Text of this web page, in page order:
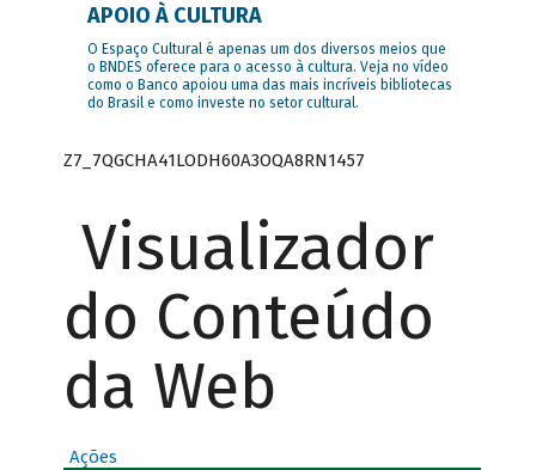
APOIO À CULTURA
O Espaço Cultural é apenas um dos diversos meios que
o BNDES oferece para o acesso à cultura. Veja no vídeo
como o Banco apoiou uma das mais incríveis bibliotecas
do Brasil e como investe no setor cultural.
Z7_7QGCHA41LODH60A3OQA8RN1457
Visualizador
do Conteúdo
da Web
Ações